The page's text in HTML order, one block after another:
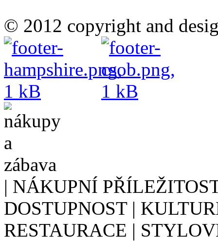
© 2012 copyright and
| NÁKUPNÍ
DOSTUPNOST |
RESTAURACE |